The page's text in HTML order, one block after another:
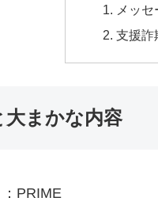
メッセ
支援詐
大まかな内容
PRIME